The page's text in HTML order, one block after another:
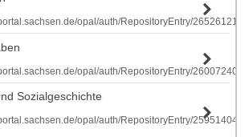
opal/auth/RepositoryEntry/
opal/auth/RepositoryEntry/
Sozialgeschichte
opal/auth/RepositoryEntry/